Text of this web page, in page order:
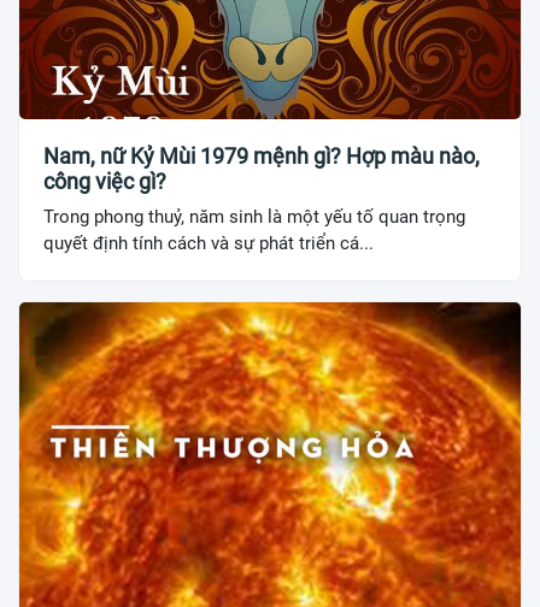
Nam, nữ Kỷ Mùi 1979 mệnh gì? Hợp màu nào,
công việc gì?
Trong phong thuỷ, năm sinh là một yếu tố quan trọng
quyết định tính cách và sự phát triển cá...